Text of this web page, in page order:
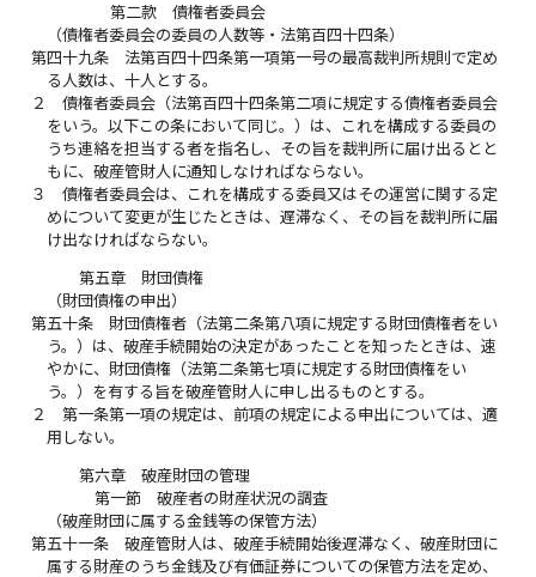
第二款 債権者委員会
（債権者委員会の委員の人数等・法第百四十四条）
第四十九条
法第百四十四条第一項第一号の最高裁判所規則で定め
る人数は、十人とする。
２
債権者委員会（法第百四十四条第二項に規定する債権者委員会
をいう。以下この条において同じ。）は、これを構成する委員の
うち連絡を担当する者を指名し、その旨を裁判所に届け出るとと
もに、破産管財人に通知しなければならない。
３
債権者委員会は、これを構成する委員又はその運営に関する定
めについて変更が生じたときは、遅滞なく、その旨を裁判所に届
け出なければならない。
第五章 財団債権
（財団債権の申出）
第五十条
財団債権者（法第二条第八項に規定する財団債権者をい
う。）は、破産手続開始の決定があったことを知ったときは、速
やかに、財団債権（法第二条第七項に規定する財団債権をい
う。）を有する旨を破産管財人に申し出るものとする。
２
第一条第一項の規定は、前項の規定による申出については、適
用しない。
第六章 破産財団の管理
第一節 破産者の財産状況の調査
（破産財団に属する金銭等の保管方法）
第五十一条
破産管財人は、破産手続開始後遅滞なく、破産財団に
属する財産のうち金銭及び有価証券についての保管方法を定め、